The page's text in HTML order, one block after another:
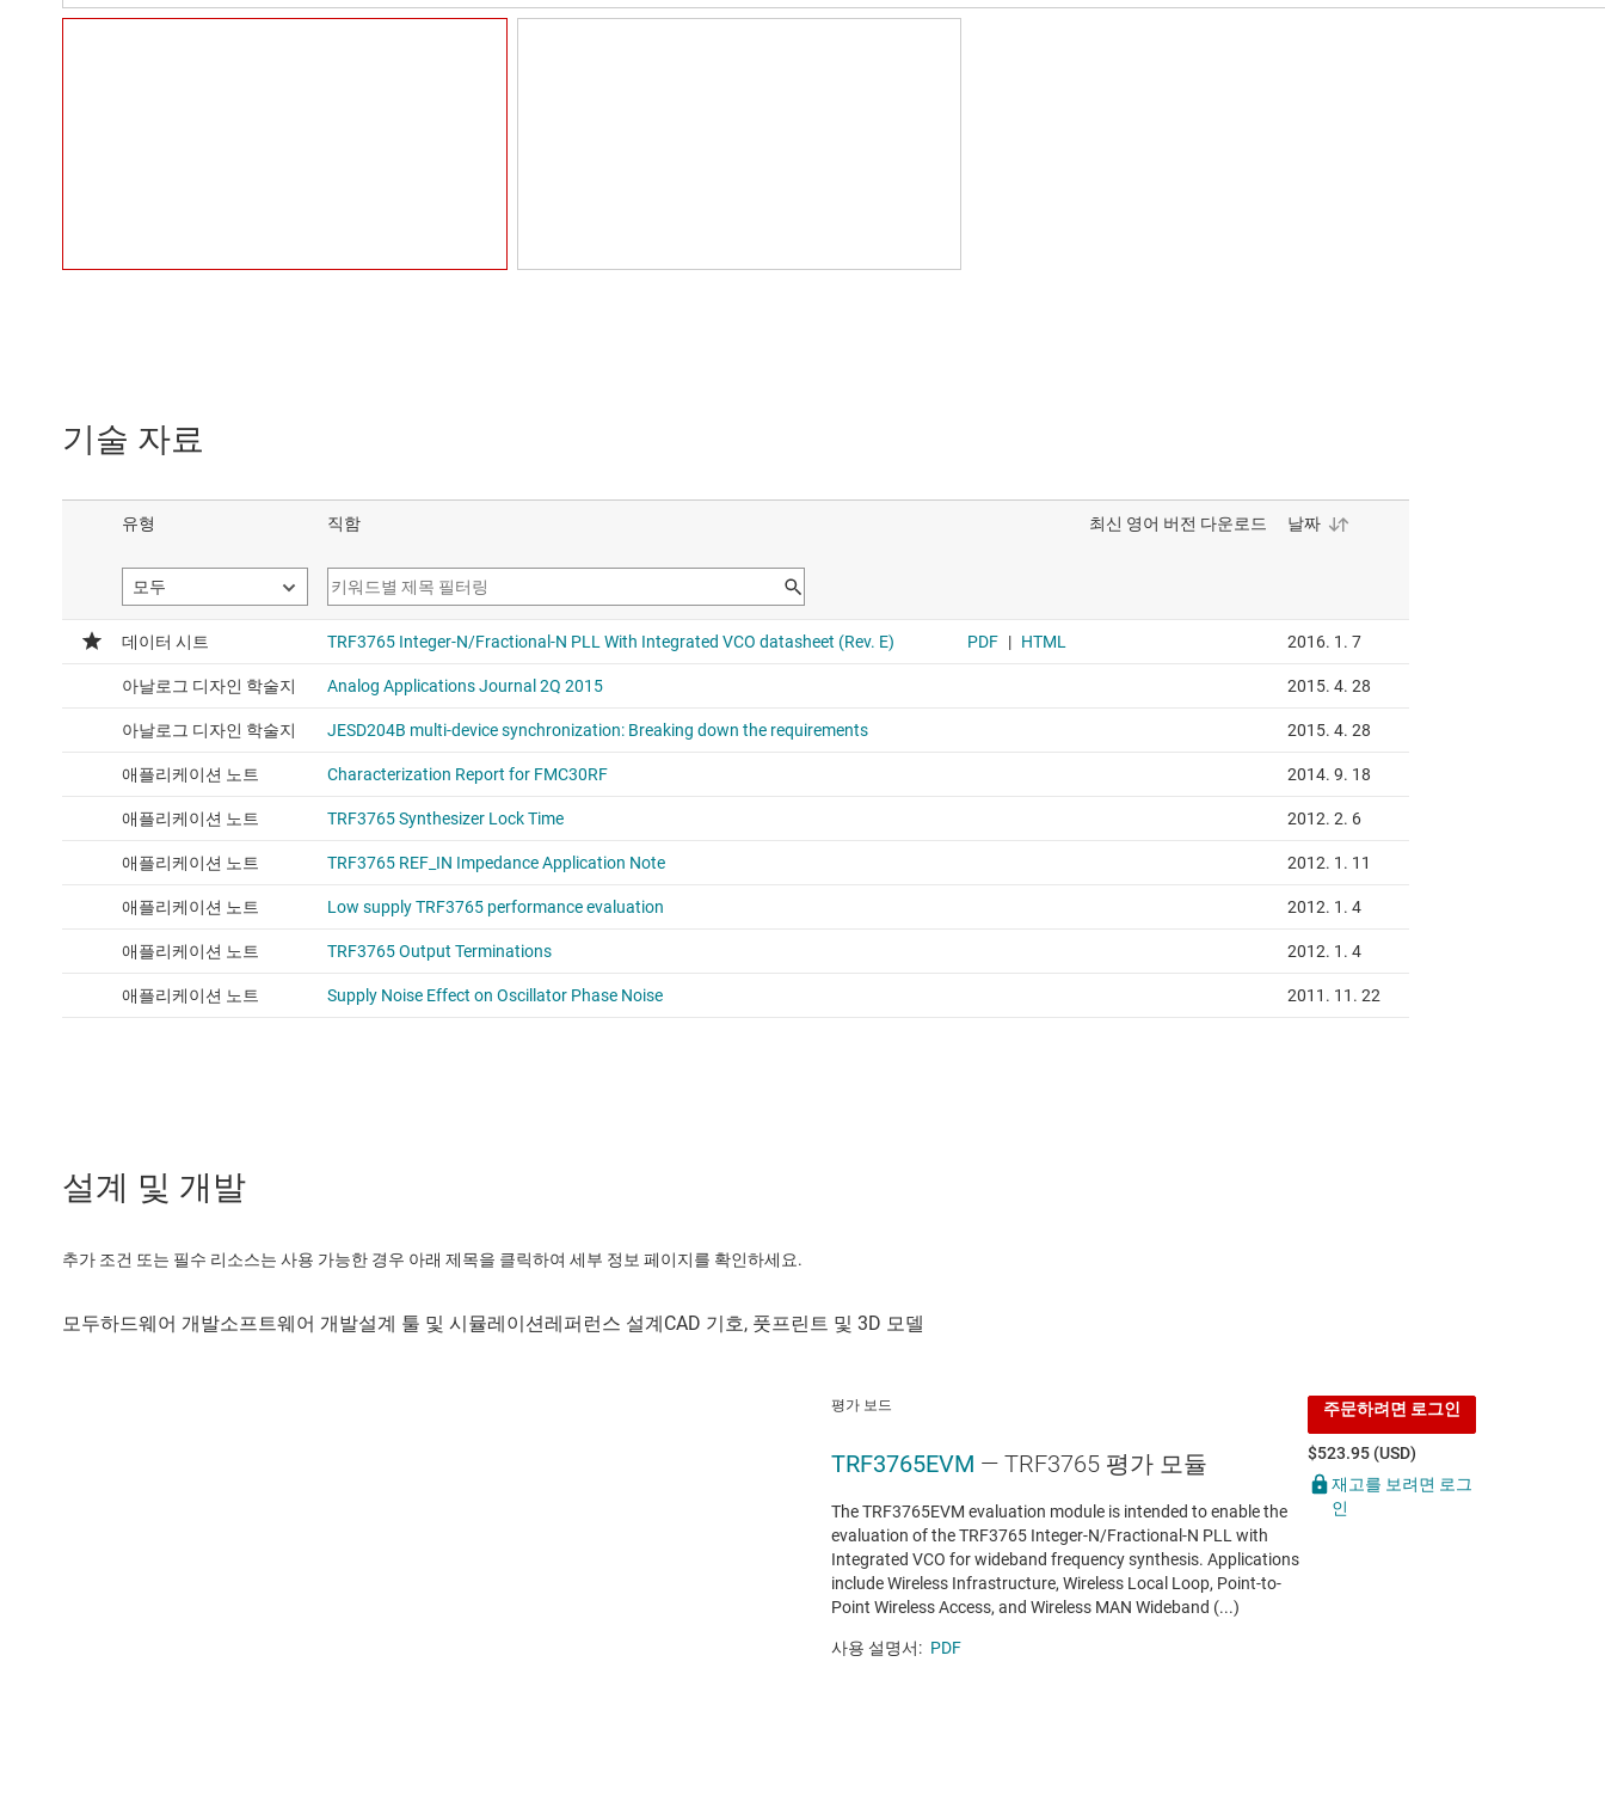
기술 자료
설계 및 개발
추가 조건 또는 필수 리소스는 사용 가능한 경우 아래 제목을 클릭하여 세부 정보 페이지를 확인하세요.
평가 보드
TRF3765EVM — TRF3765 평가 모듈
The TRF3765EVM evaluation module is intended to enable the
evaluation of the TRF3765 Integer-N/Fractional-N PLL with
Integrated VCO for wideband frequency synthesis. Applications
include Wireless Infrastructure, Wireless Local Loop, Point-to-
Point Wireless Access, and Wireless MAN Wideband (...)
사용 설명서: PDF
주문하려면 로그인
$523.95 (USD)
재고를 보려면 로그
인